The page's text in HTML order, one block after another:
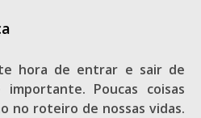
hora de entrar e sair de
Poucas coisas
no roteiro de nossas vidas.